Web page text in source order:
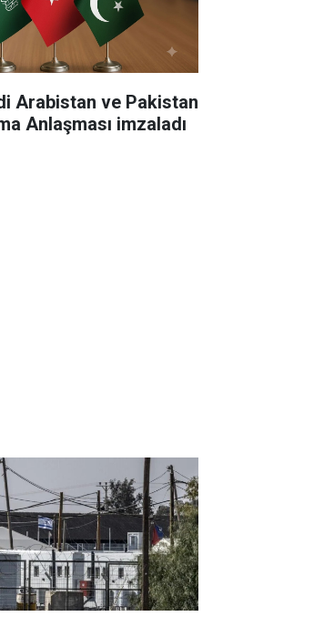
Arabistan ve Pakistan
Anlaşması imzaladı